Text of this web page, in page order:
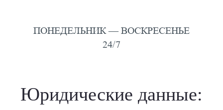
ПОНЕДЕЛЬНИК — ВОСКРЕСЕНЬЕ
24/7
Юридические данные: